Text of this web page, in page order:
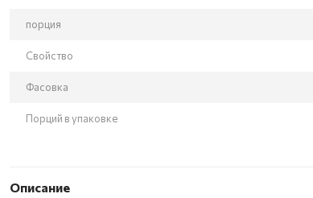
порция
Свойство
Фасовка
Порций в упаковке
Описание